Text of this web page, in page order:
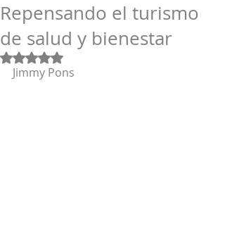
Repensando el turismo
de salud y bienestar
Obtuvo NaN de 5 estrellas.
Jimmy Pons